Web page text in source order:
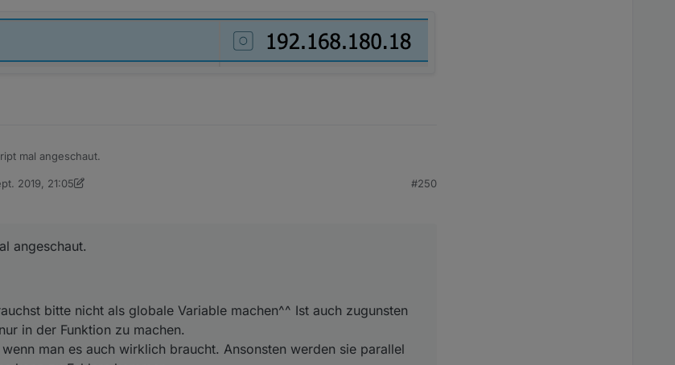
mal angeschaut.
wenn man es auch wirklich braucht. Ansonsten werden sie parallel zum
2019, 21:05
dslraser9. Mai 2019, 23:20
#250
angeschaut.
bitte nicht als globale Variable machen^^ Ist auch zugunsten
in der Funktion zu machen.
man es auch wirklich braucht. Ansonsten werden sie parallel